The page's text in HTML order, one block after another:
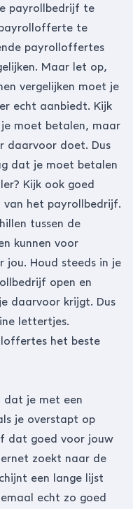
payrollbedrijf te
te
payrolloffertes
Maar let op,
vergelijken moet je
echt aanbiedt. Kijk
moet betalen, maar
daarvoor doet. Dus
dat je moet betalen
Kijk ook goed
van het payrollbedrijf.
tussen de
kunnen voor
jou. Houd steeds in je
open en
daarvoor krijgt. Dus
lettertjes.
het beste
dat je met een
je overstapt op
dat goed voor jouw
zoekt naar de
een lange lijst
echt zo goed